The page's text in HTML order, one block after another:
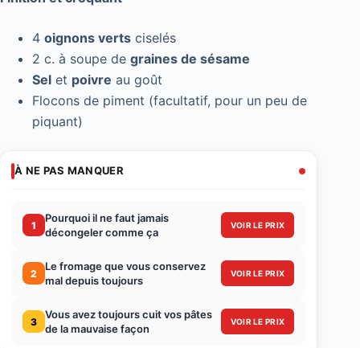
4 oignons verts ciselés
2 c. à soupe de graines de sésame
Sel et poivre au goût
Flocons de piment (facultatif, pour un peu de
piquant)
À NE PAS MANQUER
1
Pourquoi il ne faut jamais
décongeler comme ça
VOIR LE PRIX
2
Le fromage que vous conservez
mal depuis toujours
VOIR LE PRIX
3
Vous avez toujours cuit vos pâtes
de la mauvaise façon
VOIR LE PRIX